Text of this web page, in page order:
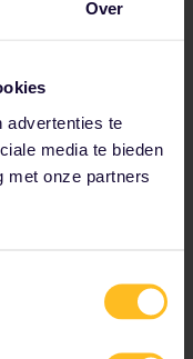
Over
advertenties te
media te bieden
met onze partners
en
– Een
de